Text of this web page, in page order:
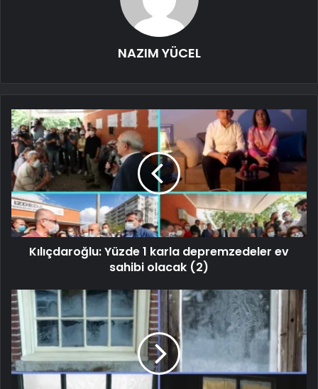
NAZIM YÜCEL
Kılıçdaroğlu: Yüzde 1 karla depremzedeler ev
sahibi olacak (2)